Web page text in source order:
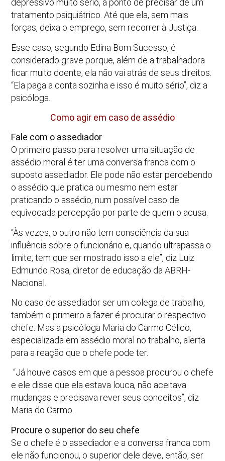
depressivo muito sério, a ponto de precisar de um
tratamento psiquiátrico. Até que ela, sem mais
forças, deixa o emprego, sem recorrer à Justiça.
Esse caso, segundo Edina Bom Sucesso, é
considerado grave porque, além de a trabalhadora
ficar muito doente, ela não vai atrás de seus direitos.
“Ela paga a conta sozinha e isso é muito sério”, diz a
psicóloga.
Como agir em caso de assédio
Fale com o assediador
O primeiro passo para resolver uma situação de
assédio moral é ter uma conversa franca com o
suposto assediador. Ele pode não estar percebendo
o assédio que pratica ou mesmo nem estar
praticando o assédio, num possível caso de
equivocada percepção por parte de quem o acusa.
“Às vezes, o outro não tem consciência da sua
influência sobre o funcionário e, quando ultrapassa o
limite, tem que ser mostrado isso a ele”, diz Luiz
Edmundo Rosa, diretor de educação da ABRH-
Nacional.
No caso de assediador ser um colega de trabalho,
também o primeiro a fazer é procurar o respectivo
chefe. Mas a psicóloga Maria do Carmo Célico,
especializada em assédio moral no trabalho, alerta
para a reação que o chefe pode ter.
“Já houve casos em que a pessoa procurou o chefe
e ele disse que ela estava louca, não aceitava
mudanças e precisava rever seus conceitos”, diz
Maria do Carmo.
Procure o superior do seu chefe
Se o chefe é o assediador e a conversa franca com
ele não funcionou, o superior dele deve, então, ser